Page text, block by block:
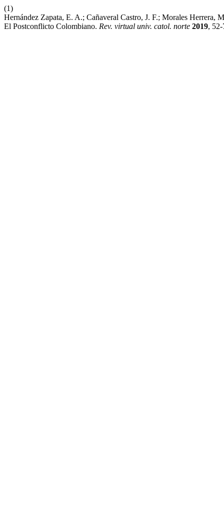
(1)
Hernández Zapata, E. A.; Cañaveral Castro, J. F.; Morales Herrera,
El Postconflicto Colombiano. Rev. virtual univ. catol. norte 2019,